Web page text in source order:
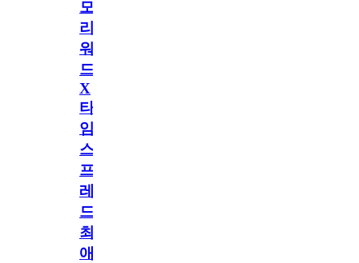
모
리
워
드
X
타
임
스
프
레
드]
최
애